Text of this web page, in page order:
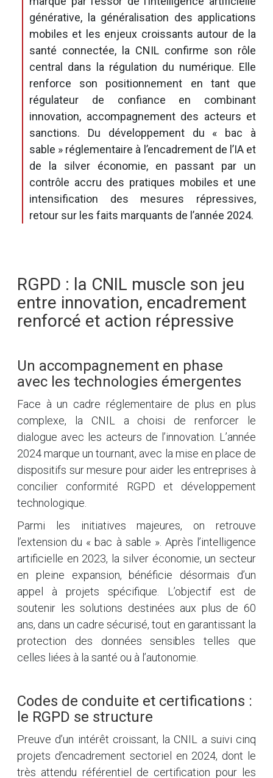
générative, la généralisation des applications
mobiles et les enjeux croissants autour de la
santé connectée, la CNIL confirme son rôle
central dans la régulation du numérique. Elle
renforce son positionnement en tant que
régulateur de confiance en combinant
innovation, accompagnement des acteurs et
sanctions. Du développement du « bac à
sable » réglementaire à l’encadrement de l’IA et
de la silver économie, en passant par un
contrôle accru des pratiques mobiles et une
intensification des mesures répressives,
retour sur les faits marquants de l’année 2024.
RGPD : la CNIL muscle son jeu
entre innovation, encadrement
renforcé et action répressive
Un accompagnement en phase
avec les technologies émergentes
Face à un cadre réglementaire de plus en plus
complexe, la CNIL a choisi de renforcer le
dialogue avec les acteurs de l’innovation. L’année
2024 marque un tournant, avec la mise en place de
dispositifs sur mesure pour aider les entreprises à
concilier conformité RGPD et développement
technologique.
Parmi les initiatives majeures, on retrouve
l’extension du « bac à sable ». Après l’intelligence
artificielle en 2023, la silver économie, un secteur
en pleine expansion, bénéficie désormais d’un
appel à projets spécifique. L’objectif est de
soutenir les solutions destinées aux plus de 60
ans, dans un cadre sécurisé, tout en garantissant la
protection des données sensibles telles que
celles liées à la santé ou à l’autonomie.
Codes de conduite et certifications :
le RGPD se structure
Preuve d’un intérêt croissant, la CNIL a suivi cinq
projets d’encadrement sectoriel en 2024, dont le
très attendu référentiel de certification pour les